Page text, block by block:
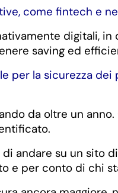
come fintech e
digitali,
saving ed
per la sicurezza
da oltre un
di andare su un sito
e per conto di chi